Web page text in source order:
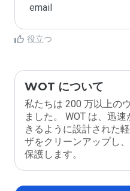
email
役立つ
WOT について
私たちは 200 万以上の
ました。 WOT は、迅
きるように設計された
ザをクリーンアップし
保護します。